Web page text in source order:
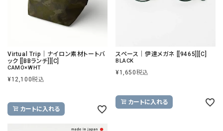
Virtual Trip｜ナイロン素材トートバ
ック [[BBランチ]][C]
CAMO×WHT
¥12,100税込
カートに入れる
スペース｜伊達メガネ [[9465]][C]
BLACK
¥1,650税込
カートに入れる